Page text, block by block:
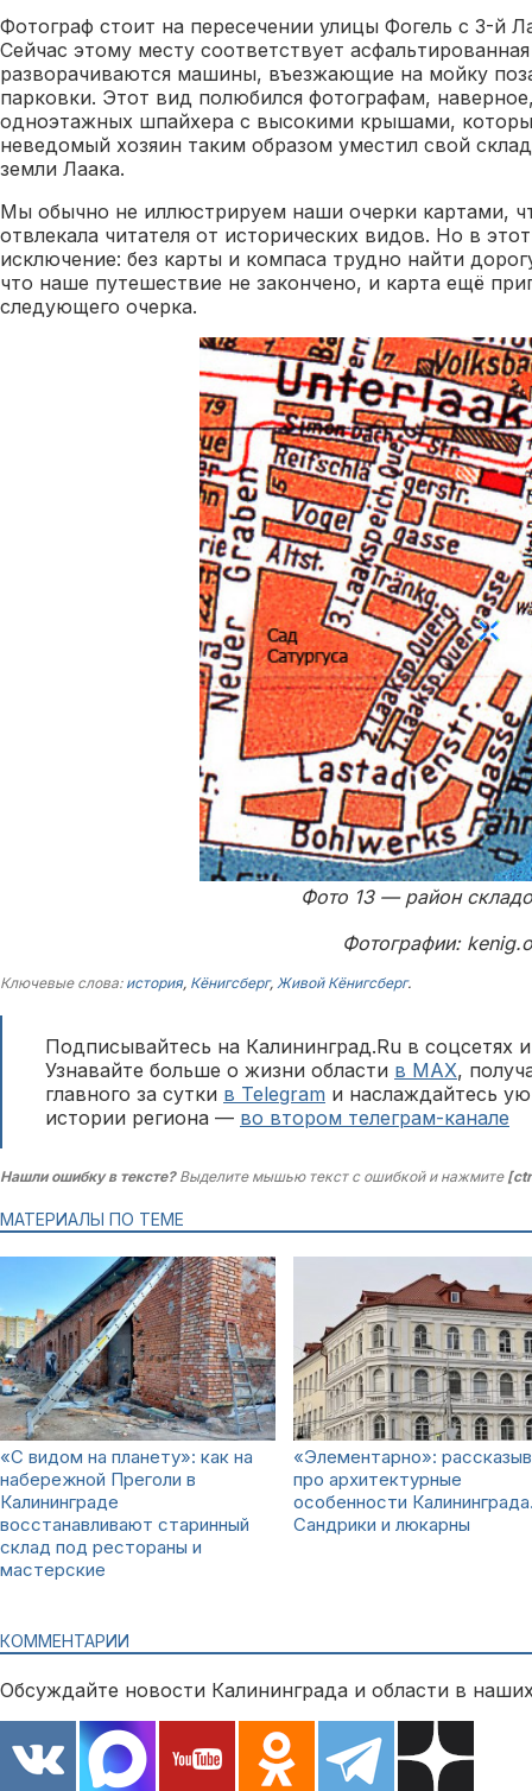
Фотограф стоит на пересечении улицы Фогель с 3-й
Сейчас этому месту соответствует
разворачиваются машины, въезжающие на мойку
парковки. Этот вид полюбился фотографам,
одноэтажных шпайхера с высокими крышами,
неведомый хозяин таким образом уместил свой
земли Лаака.
Мы обычно не иллюстрируем наши очерки картами,
отвлекала читателя от исторических видов. Но в
исключение: без карты и компаса трудно найти
что наше путешествие не закончено, и карта ещё
следующего очерка.
Фото 13 — район
Фотографии:
Ключевые слова: история, Кёнигсберг, Живой Кёнигсберг.
Подписывайтесь на Калининград.Ru в соцсетях
Узнавайте больше о жизни области в MAX,
главного за сутки в Telegram и наслаждайтесь
истории региона — во втором телеграм-канале
Нашли ошибку в тексте?Выделите мышью текст с ошибкой и нажмите
МАТЕРИАЛЫ ПО ТЕМЕ
«С видом на планету»: как на
набережной Преголи в
Калининграде
восстанавливают старинный
склад под рестораны и
мастерские
«Элементарно»:
про архитектурные
особенности
Сандрики и люкарны
КОММЕНТАРИИ
Обсуждайте новости Калининграда и области в